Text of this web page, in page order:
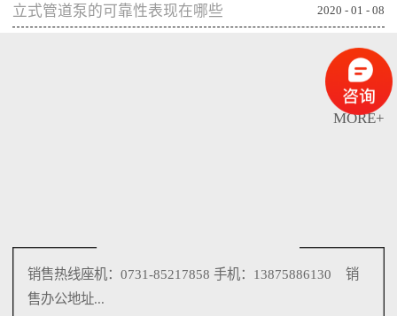
MORE+
立式管道泵的可靠性表现在哪些
2020 - 01 - 08
销售热线座机：0731-85217858 手机：13875886130 销
售办公地址...